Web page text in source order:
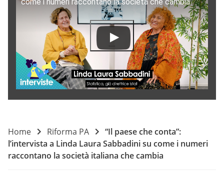
Home Riforma PA
“Il paese che conta”:
l’intervista a Linda Laura Sabbadini su come i numeri
raccontano la società italiana che cambia